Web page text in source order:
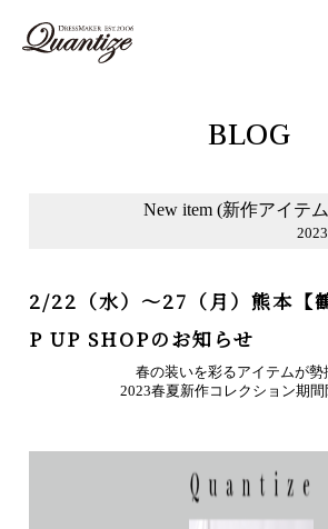
BLOG
New item (新作アイテ
2/22（水）～27（月）熊本【
P UP SHOPのお知らせ
春の装いを彩るアイテムが勢
2023春夏新作コレクション期間